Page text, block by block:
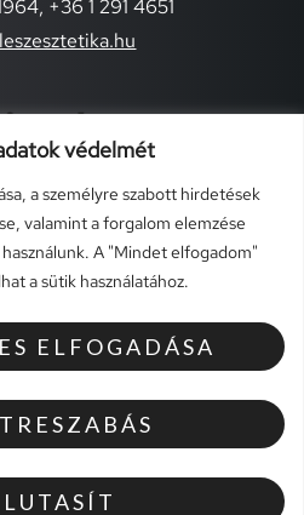
védelmét
a személyre szabott hirdetések
valamint a forgalom elemzése
A "Mindet elfogadom"
a sütik használatához.
ELFOGADÁSA
+36 1 291 4651
feltételek (szolgáltatások)
feltételek
szabályzat
szerződéstől